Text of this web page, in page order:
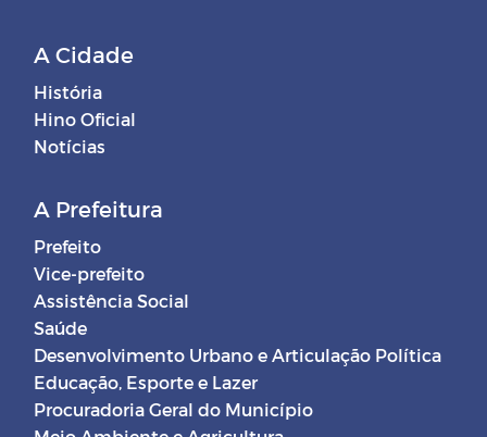
A Cidade
História
Hino Oficial
Notícias
A Prefeitura
Prefeito
Vice-prefeito
Assistência Social
Saúde
Desenvolvimento Urbano e Articulação Política
Educação, Esporte e Lazer
Procuradoria Geral do Município